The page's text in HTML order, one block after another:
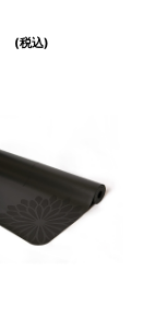
(税込)